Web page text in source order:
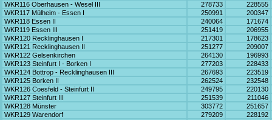
WKR116 Oberhausen - Wesel III
278733
228555
WKR117 Mülheim - Essen I
250991
200347
WKR118 Essen II
240064
171674
WKR119 Essen III
251419
206955
WKR120 Recklinghausen I
217301
178623
WKR121 Recklinghausen II
251277
209007
WKR122 Gelsenkirchen
264130
196993
WKR123 Steinfurt I - Borken I
277203
228433
WKR124 Bottrop - Recklinghausen III
267693
223519
WKR125 Borken II
262524
232548
WKR126 Coesfeld - Steinfurt II
249795
220130
WKR127 Steinfurt III
251539
211046
WKR128 Münster
303772
251657
WKR129 Warendorf
279209
228192